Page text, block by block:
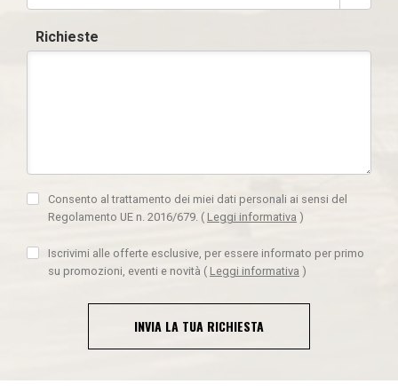
Richieste
Consento al trattamento dei miei dati personali ai sensi del
Regolamento UE n. 2016/679. ( Leggi informativa )
Iscrivimi alle offerte esclusive, per essere informato per primo
su promozioni, eventi e novità ( Leggi informativa )
INVIA LA TUA RICHIESTA